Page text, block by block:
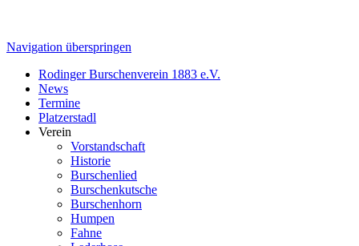
Navigation überspringen
Rodinger Burschenverein 1883 e.V.
News
Termine
Platzerstadl
Verein
Vorstandschaft
Historie
Burschenlied
Burschenkutsche
Burschenhorn
Humpen
Fahne